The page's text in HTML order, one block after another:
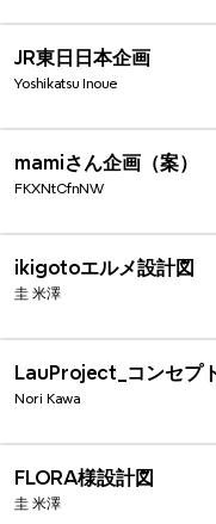
Xmind Favorites
JR東日日本企画
Yoshikatsu Inoue
mamiさん企画（案）
FKXNtCfnNW
ikigotoエルメ設計図
圭 米澤
LauProject_コンセプ
Nori Kawa
FLORA様設計図
圭 米澤